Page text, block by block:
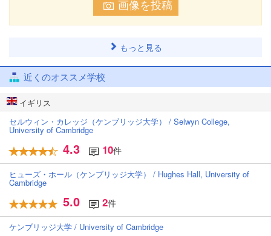
画像を投稿
もっと見る
近くのオススメ学校
イギリス
セルウィン・カレッジ（ケンブリッジ大学） / Selwyn College,
University of Cambridge
4.3 10件
ヒューズ・ホール（ケンブリッジ大学） / Hughes Hall, University of
Cambridge
5.0 2件
ケンブリッジ大学 / University of Cambridge